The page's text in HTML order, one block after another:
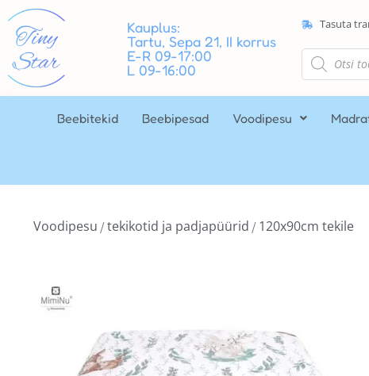
Kauplus:
Tartu, Sepa 21, II korrus
E-R 09-17:00
L 09-16:00
Tasuta
Beebitekid Beebipesad Voodipesu
Voodipesu /tekikotid ja padjapüürid / 120x90cm tekile